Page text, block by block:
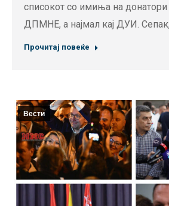
списокот со имиња на
ДПМНЕ, а најмал кај ДУИ.
Прочитај повеќе
Вести